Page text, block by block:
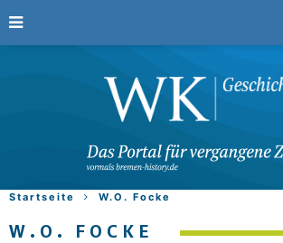
Startseite W.O. Focke
W.O. FOCKE